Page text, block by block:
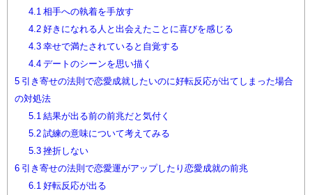
4.1 相手への執着を手放す
4.2好きになれる人と出会えたことに喜びを感じる
4.3幸せで満たされていると自覚する
4.4デートのシーンを思い描く
5 引き寄せの法則で恋愛成就したいのに好転反応が出てしまった場合
の対処法
5.1 結果が出る前の前兆だと気付く
5.2試練の意味について考えてみる
5.3挫折しない
6 引き寄せの法則で恋愛運がアップしたり恋愛成就の前兆
6.1 好転反応が出る